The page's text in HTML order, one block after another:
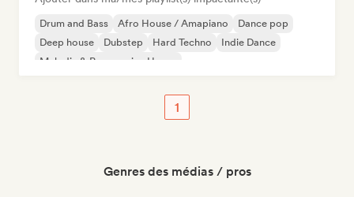
Drum and Bass Afro House / Amapiano
Dance pop
Deep house
Dubstep Hard Techno
Indie Dance
Melodic & Progressive House
1
Genres des médias / pros